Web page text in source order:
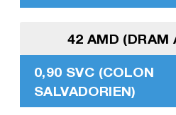
42 AMD (DRAM
0,90 SVC (COLON
SALVADORIEN)